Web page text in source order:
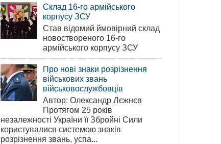
Склад 16-го армійського
корпусу ЗСУ
Став відомий ймовірний склад
новоствореного 16-го
армійського корпусу ЗСУ
Про нові знаки розрізнення
військових звань
військовослужбовців
Автор: Олександр Лєжнєв
Протягом 25 років
незалежності України її Збройні Сили
користувалися системою знаків
розрізнення звань, успа...